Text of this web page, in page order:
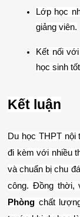
Lớp học
giảng viên.
Kết nối
học sinh
Kết luận
Du học THPT
đi kèm với nhiều
và chuẩn bị chu
công. Đồng thời,
Phòng chất